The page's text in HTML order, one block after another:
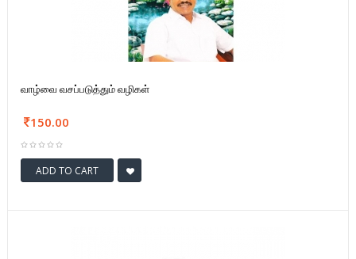
வாழ்வை வசப்படுத்தும் வழிகள்
150.00
ADD TO CART